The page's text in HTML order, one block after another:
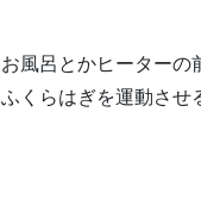
風呂とかヒーターの
くらはぎを運動させ